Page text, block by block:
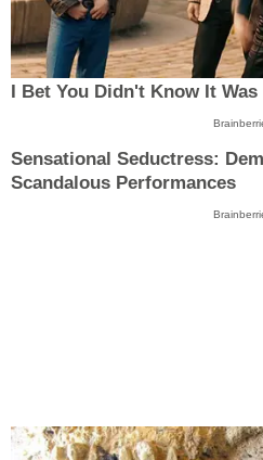
I Bet You Didn't Know It
Sensational Seductress:
Scandalous Performances